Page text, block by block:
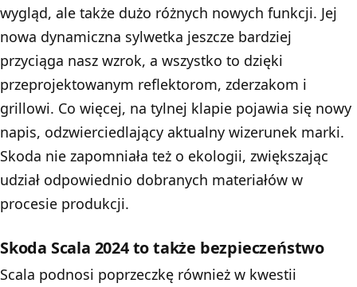
wygląd, ale także dużo różnych nowych funkcji. Jej
nowa dynamiczna sylwetka jeszcze bardziej
przyciąga nasz wzrok, a wszystko to dzięki
przeprojektowanym reflektorom, zderzakom i
grillowi. Co więcej, na tylnej klapie pojawia się nowy
napis, odzwierciedlający aktualny wizerunek marki.
Skoda nie zapomniała też o ekologii, zwiększając
udział odpowiednio dobranych materiałów w
procesie produkcji.
Skoda Scala 2024 to także bezpieczeństwo
Scala podnosi poprzeczkę również w kwestii